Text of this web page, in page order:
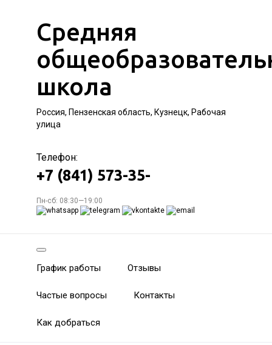
Средняя
школа
Россия, Пензенская область, Кузнецк, Рабочая
улица
Телефон:
+7 (841) 573-35-
Пн-сб: 08:30—19:00
График работы Отзывы
Частые вопросы Контакты
Как добраться